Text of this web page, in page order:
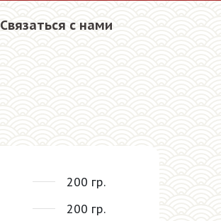
Связаться с нами
200 гр.
200 гр.